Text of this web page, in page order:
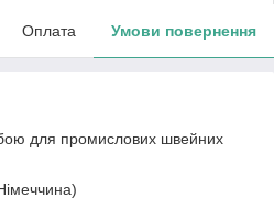
Оплата Умови повернення
для промислових швейних